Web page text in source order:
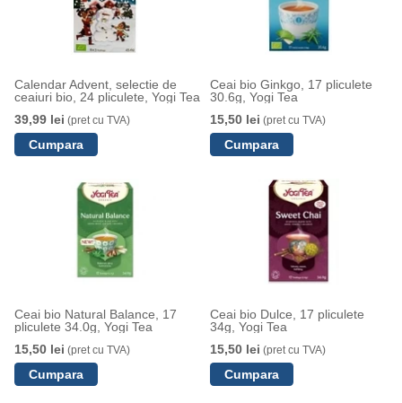
Calendar Advent, selectie de
ceaiuri bio, 24 pliculete, Yogi Tea
39,99 lei (pret cu TVA)
Ceai bio Ginkgo, 17 pliculete
30.6g, Yogi Tea
15,50 lei (pret cu TVA)
Ceai bio Natural Balance, 17
pliculete 34.0g, Yogi Tea
15,50 lei (pret cu TVA)
Ceai bio Dulce, 17 pliculete
34g, Yogi Tea
15,50 lei (pret cu TVA)